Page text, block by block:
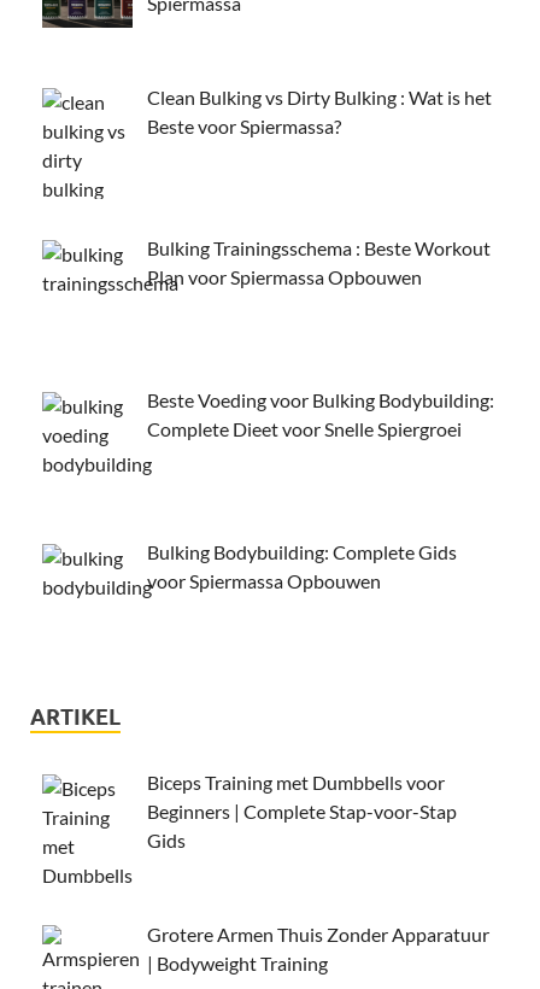
Clean Bulking vs Dirty Bulking : Wat is het
Beste voor Spiermassa?
Bulking Trainingsschema : Beste Workout
Plan voor Spiermassa Opbouwen
Beste Voeding voor Bulking Bodybuilding:
Complete Dieet voor Snelle Spiergroei
Bulking Bodybuilding: Complete Gids
voor Spiermassa Opbouwen
ARTIKEL
Biceps Training met Dumbbells voor
Beginners | Complete Stap-voor-Stap
Gids
Grotere Armen Thuis Zonder Apparatuur
| Bodyweight Training